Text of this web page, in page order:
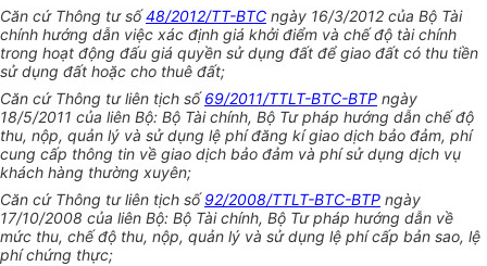
Căn cứ Thông tư số48/2012/TT-BTC ngày 16/3/2012 của Bộ Tài
chính hướng dẫn việc xác định giá khởi điểm và chế độ tài chính
trong hoạt động đấu giá quyền sử dụng đất để giao đất có thu tiền
sử dụng đất hoặc cho thuê đất;
Căn cứ Thông tư liên tịch số69/2011/TTLT-BTC-BTP ngày
18/5/2011 của liên Bộ: Bộ Tài chính, Bộ Tư pháp hướng dẫn chế độ
thu, nộp, quản lý và sử dụng lệ phí đăng kí giao dịch bảo đảm, phí
cung cấp thông tin về giao dịch bảo đảm và phí sử dụng dịch vụ
khách hàng thường xuyên;
Căn cứ Thông tư liên tịch số92/2008/TTLT-BTC-BTP ngày
17/10/2008 của liên Bộ: Bộ Tài chính, Bộ Tư pháp hướng dẫn về
mức thu, chế độ thu, nộp, quản lý và sử dụng lệ phí cấp bản sao, lệ
phí chứng thực;